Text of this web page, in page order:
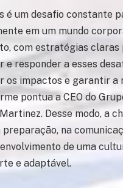
é um desafio constante
em um mundo
com estratégias claras
responder a esses
os impactos e garantir a
pontua a CEO do
Desse modo, a
preparação, na
de uma
e adaptável.